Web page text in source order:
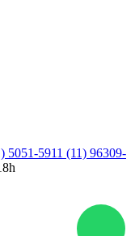
5051-5911 (11) 96309-